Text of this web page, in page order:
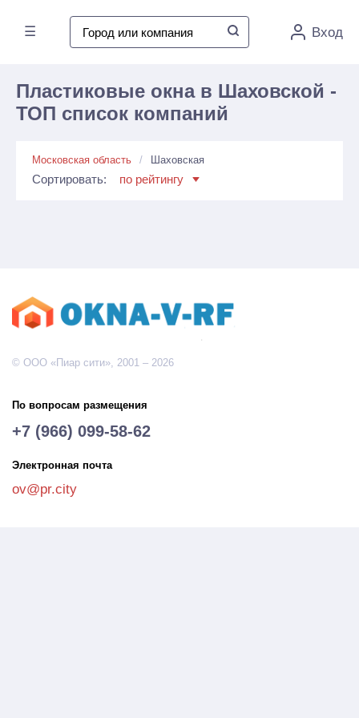
☰ Вход
Пластиковые окна в Шаховской -
ТОП список компаний
Московская область Шаховская
Сортировать: по рейтингу
© ООО «Пиар сити», 2001 – 2026
По вопросам размещения
+7 (966) 099-58-62
Электронная почта
ov@pr.city